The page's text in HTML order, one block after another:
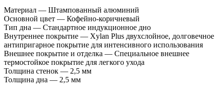
Материал — Штампованный алюминий
Основной цвет — Кофейно-коричневый
Тип дна — Стандартное индукционное дно
Внутреннее покрытие — Xylan Plus двухслойное, долговечное
антипригарное покрытие для интенсивного использования
Внешнее покрытие и отделка — Специальное внешнее
термостойкое покрытие для легкого ухода
Толщина стенок — 2,5 мм
Толщина дна — 2,5 мм